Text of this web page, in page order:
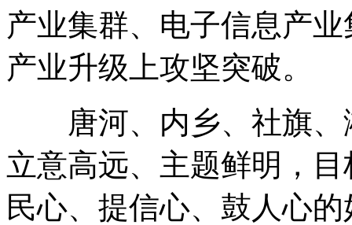
产业集群、电子信息产
产业升级上攻坚突破。
唐河、内乡、社旗、
立意高远、主题鲜明，
民心、提信心、鼓人心